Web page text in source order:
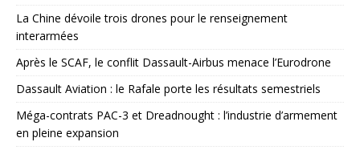
La Chine dévoile trois drones pour le renseignement
interarmées
Après le SCAF, le conflit Dassault-Airbus menace l’Eurodrone
Dassault Aviation : le Rafale porte les résultats semestriels
Méga-contrats PAC-3 et Dreadnought : l’industrie d’armement
en pleine expansion